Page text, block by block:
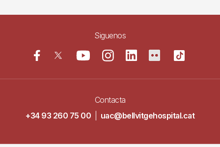
Siguenos
Contacta
+34 93 260 75 00
uac@bellvitgehospital.cat